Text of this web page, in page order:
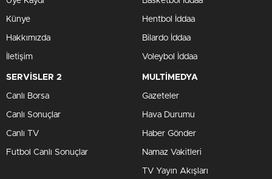
Künye
Hakkımızda
İletişim
Hentbol İddaa
Bilardo İddaa
Voleybol İddaa
SERVİSLER 2
Canlı Borsa
Canlı Sonuçlar
Canlı TV
Futbol Canlı Sonuçlar
MULTİMEDYA
Gazeteler
Hava Durumu
Haber Gönder
Namaz Vakitleri
TV Yayın Akışları